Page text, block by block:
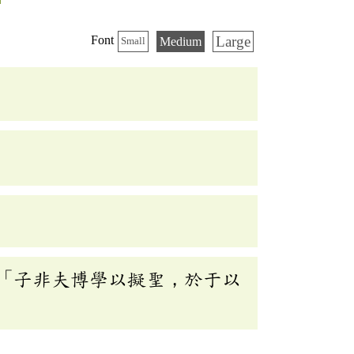
Font Small Medium Large
子非夫博學以擬聖，於于以